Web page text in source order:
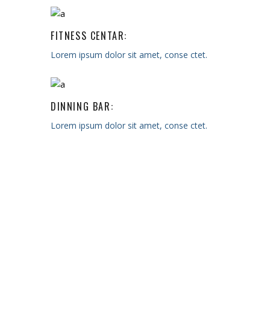
FITNESS CENTAR:
Lorem ipsum dolor sit amet, conse ctet.
DINNING BAR:
Lorem ipsum dolor sit amet, conse ctet.